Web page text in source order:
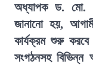
অধ্যাপক ড. মো.
জানানো হয়,
কার্যক্রম শুরু
সংগঠনসহ বিভিন্ন